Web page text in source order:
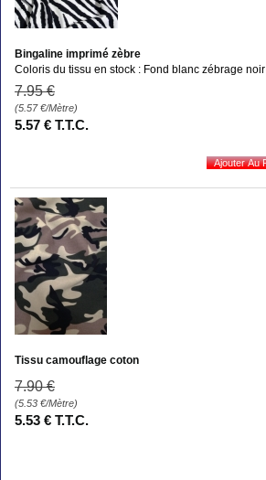
Bingaline imprimé zèbre
Coloris du tissu en stock : Fond blanc zébrage noir
7.95 €
(5.57€/Mètre)
5.57 € T.T.C.
Tissu camouflage coton
7.90 €
(5.53 €/Mètre)
5.53 € T.T.C.